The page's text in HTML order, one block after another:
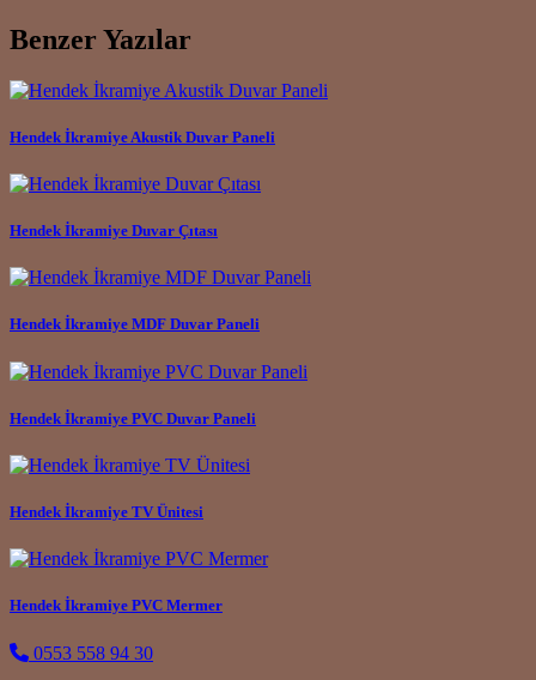
Benzer Yazılar
Hendek İkramiye Akustik Duvar Paneli
Hendek İkramiye Duvar Çıtası
Hendek İkramiye MDF Duvar Paneli
Hendek İkramiye PVC Duvar Paneli
Hendek İkramiye TV Ünitesi
Hendek İkramiye PVC Mermer
0553 558 94 30